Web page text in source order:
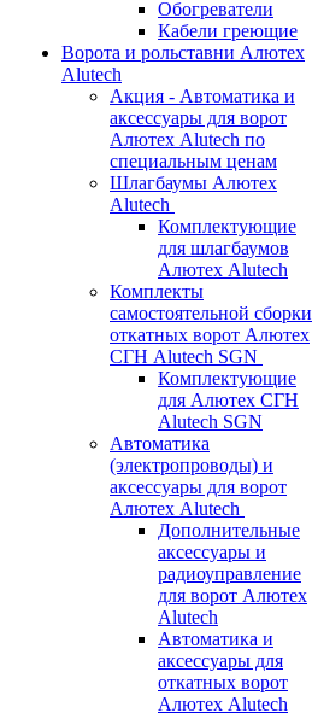
Обогреватели
Кабели греющие
Ворота и рольставни Алютех
Alutech
Акция - Автоматика и
аксессуары для ворот
Алютех Alutech по
специальным ценам
Шлагбаумы Алютех
Alutech
Комплектующие
для шлагбаумов
Алютех Alutech
Комплекты
самостоятельной сборки
откатных ворот Алютех
СГН Alutech SGN
Комплектующие
для Алютех СГН
Alutech SGN
Автоматика
(электропроводы) и
аксессуары для ворот
Алютех Alutech
Дополнительные
аксессуары и
радиоуправление
для ворот Алютех
Alutech
Автоматика и
аксессуары для
откатных ворот
Алютех Alutech